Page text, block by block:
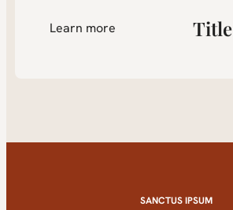
Learn more
SANCTUS IPSUM